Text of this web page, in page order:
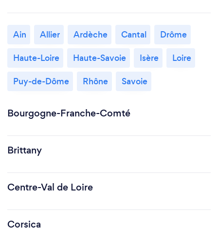
Ain Allier Ardèche Cantal
Drôme
Haute-Loire
Haute-Savoie Isère
Loire
Puy-de-Dôme
Rhône Savoie
Bourgogne-Franche-Comté
Brittany
Centre-Val de Loire
Corsica